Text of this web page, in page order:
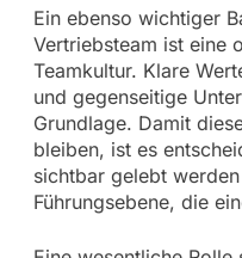
Ein ebenso wichtiger
Vertriebsteam ist eine
Teamkultur. Klare
und gegenseitige
Grundlage. Damit
bleiben, ist es
sichtbar gelebt
Führungsebene, die